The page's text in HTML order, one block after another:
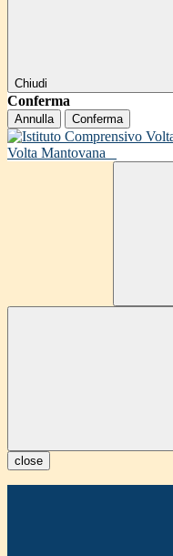
Chiudi
Conferma
Annulla Conferma
Volta Mantovana
close